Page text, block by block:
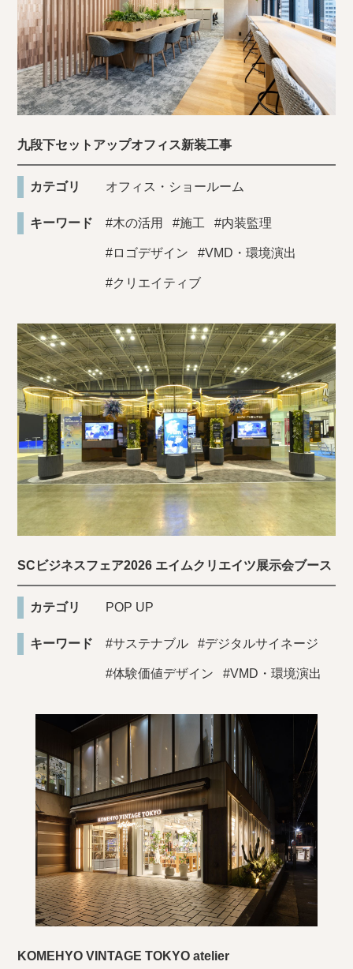
九段下セットアップオフィス新装工事
カテゴリ オフィス・ショールーム
キーワード #木の活用 #施工 #内装監理
#ロゴデザイン #VMD・環境演出
#クリエイティブ
SCビジネスフェア2026 エイムクリエイツ展示会ブース
カテゴリ POP UP
キーワード #サステナブル #デジタルサイネージ
#体験価値デザイン #VMD・環境演出
KOMEHYO VINTAGE TOKYO atelier